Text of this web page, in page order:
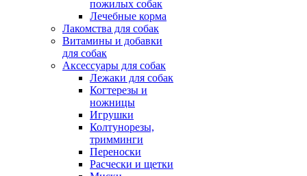
пожилых собак
Лечебные корма
Лакомства для собак
Витамины и добавки
для собак
Аксессуары для собак
Лежаки для собак
Когтерезы и
ножницы
Игрушки
Колтунорезы,
тримминги
Переноски
Расчески и щетки